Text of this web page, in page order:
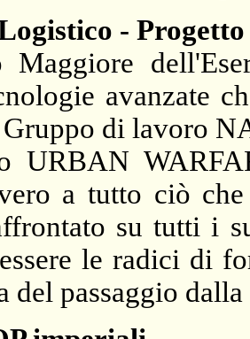
- Progetto
Maggiore
avanzate
di lavoro
URBAN
a tutto ciò
su tutti i
le radici di
del passaggio